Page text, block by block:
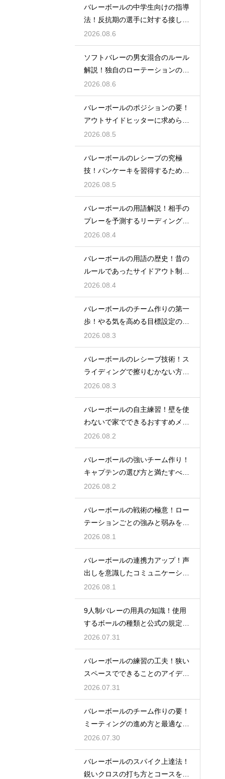
バレーボールの中学生向けの指導
法！反抗期の選手に対する接し方
のコツ
2026.08.6
ソフトバレーの男女混合のルール
解説！独自のローテーションの規
定とは
2026.08.6
バレーボールのポジションの要！
アウトサイドヒッターに求められ
る能力
2026.08.5
バレーボールのレシーブの究極
技！パンケーキを習得するための
練習方法
2026.08.5
バレーボールの用語解説！相手の
プレーを予測するリーディングと
は何か
2026.08.4
バレーボールの用語の歴史！昔の
ルールであったサイドアウト制と
は何か
2026.08.4
バレーボールのチーム作りの第一
歩！やる気を高める目標設定の仕
方とは
2026.08.3
バレーボールのレシーブ技術！ス
ライディングで擦りむかない方法
を伝授
2026.08.3
バレーボールの自主練習！壁を使
わないで家でできるおすすめメニ
ュー
2026.08.2
バレーボールの強いチーム作り！
キャプテンの選び方と満たすべき
基準
2026.08.2
バレーボールの戦術の極意！ロー
テーションごとの強みと弱みを徹
底分析
2026.08.1
バレーボールの連携力アップ！声
出しを意識したコミュニケーショ
ン練習
2026.08.1
9人制バレーの用具の知識！使用
するボールの種類と公式の規定を
解説
2026.07.31
バレーボールの練習の工夫！狭い
スペースでできることのアイデア
大公開
2026.07.31
バレーボールのチーム作りの要！
ミーティングの進め方と最適な頻
度とは
2026.07.30
バレーボールのスパイク上達法！
鋭いクロスの打ち方とコースを抜